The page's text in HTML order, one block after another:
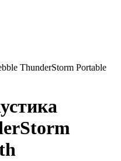
ThunderStorm Portable